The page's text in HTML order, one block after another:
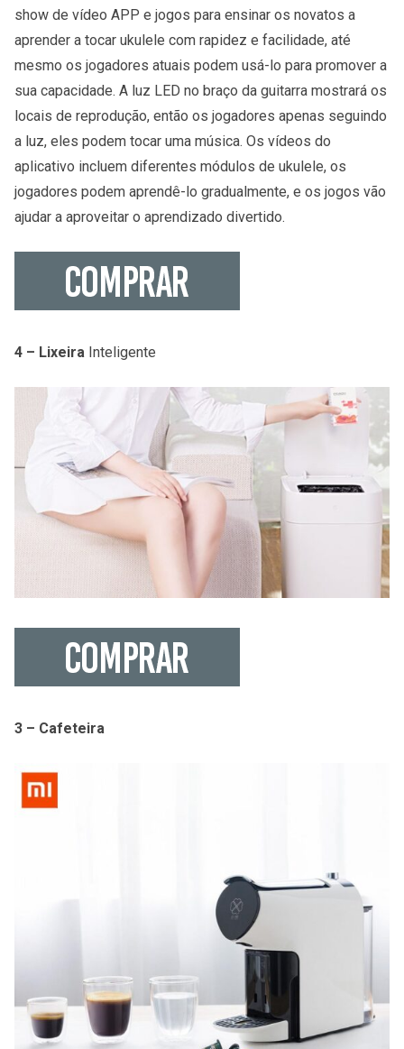
show de vídeo APP e jogos para ensinar os novatos a
aprender a tocar ukulele com rapidez e facilidade, até
mesmo os jogadores atuais podem usá-lo para promover a
sua capacidade. A luz LED no braço da guitarra mostrará os
locais de reprodução, então os jogadores apenas seguindo
a luz, eles podem tocar uma música. Os vídeos do
aplicativo incluem diferentes módulos de ukulele, os
jogadores podem aprendê-lo gradualmente, e os jogos vão
ajudar a aproveitar o aprendizado divertido.
4 – Lixeira Inteligente
3 – Cafeteira